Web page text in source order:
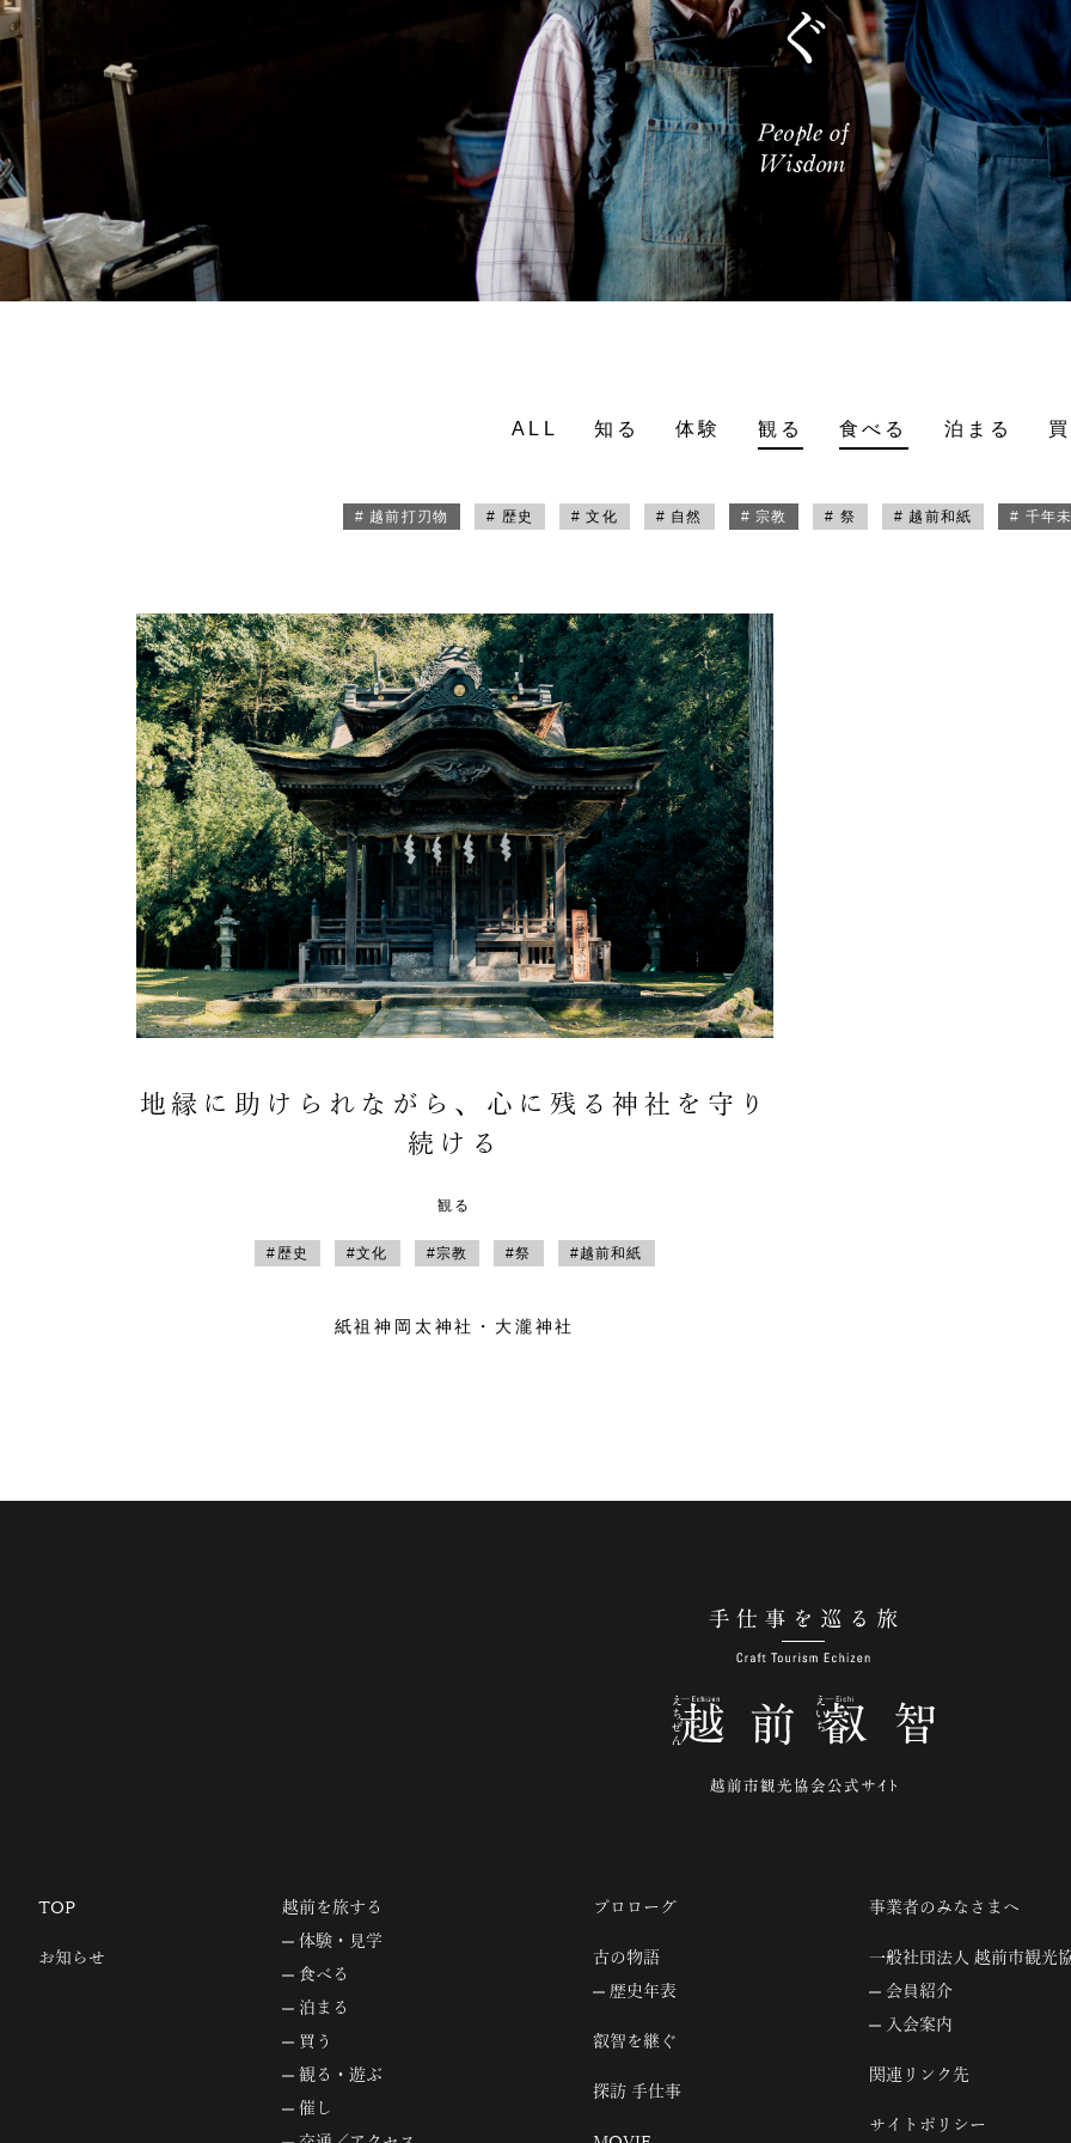
ALL 知る 体験 観る 食べる 泊まる
# 越前打刃物 # 歴史 # 文化 # 自然 # 宗教 # 祭 # 越前和紙 # 千年
地縁に助けられながら、心に残る神社を守り
続ける
観る
#歴史 #文化 #宗教 #祭 #越前和紙
紙祖神岡太神社・大瀧神社
TOP
お知らせ
越前を旅する
体験・見学
食べる
泊まる
買う
観る・遊ぶ
催し
プロローグ
古の物語
歴史年表
叡智を継ぐ
探訪 手仕事
事業者のみなさまへ
一般社団法人 越前市観光
会員紹介
入会案内
関連リンク先
サイトポリシー